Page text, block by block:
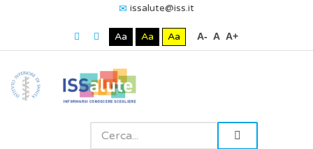
issalute@iss.it
Aa Aa Aa A- A A+